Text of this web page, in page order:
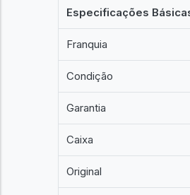
Especificações
Franquia
Condição
Garantia
Caixa
Original